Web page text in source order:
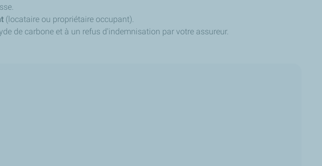
(locataire ou propriétaire occupant).
de carbone et à un refus d'indemnisation par votre assureur.